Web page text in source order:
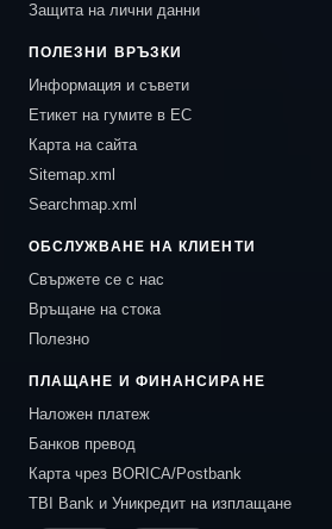
Защита на лични данни
ПОЛЕЗНИ ВРЪЗКИ
Информация и съвети
Етикет на гумите в ЕС
Карта на сайта
Sitemap.xml
Searchmap.xml
ОБСЛУЖВАНЕ НА КЛИЕНТИ
Свържете се с нас
Връщане на стока
Полезно
ПЛАЩАНЕ И ФИНАНСИРАНЕ
Наложен платеж
Банков превод
Карта чрез BORICA/Postbank
TBI Bank и Уникредит на изплащане